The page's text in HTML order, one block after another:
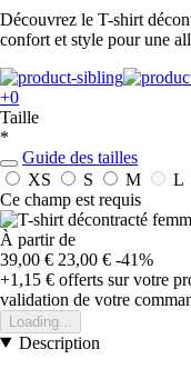
Découvrez le T-shirt
confort et style pour une
+0
Taille
*
Guide des tailles
XS
S M L
Ce champ est requis
À partir de
39,00 € 23,00 € -41%
+1,15 € offerts sur votre
validation de votre
Loading...
Description